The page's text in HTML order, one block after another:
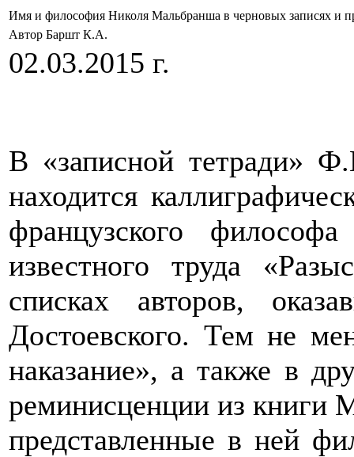
Имя и философия Николя Мальбранша в черновых записях и
Автор Баршт К.А.
02.03.2015 г.
В «записной тетради»
находится
французского
известного труда
списках авторов,
Достоевского. Тем не
наказание», а также в
реминисценции из книги
представленные в ней